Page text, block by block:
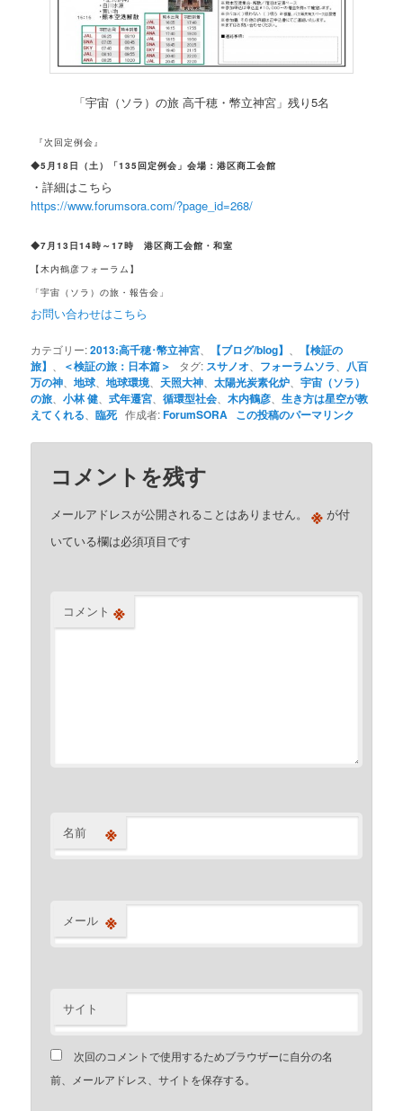
「宇宙（ソラ）の旅 高千穂・幣立神宮」残り5名
『次回定例会』
◆5月18日（土）「135回定例会」会場：港区商工会館
・詳細はこちら
https://www.forumsora.com/?page_id=268/
◆7月13日14時～17時 港区商工会館・和室
【木内鶴彦フォーラム】
「宇宙（ソラ）の旅・報告会」
お問い合わせはこちら
カテゴリー:2013:高千穂･幣立神宮、 【ブログ/blog】 、
【検証の
旅】 、 ＜検証の旅：日本篇＞ タグ: スサノオ、 フォーラムソラ、 八百
万の神、地球、地球環境、 天照大神、太陽光炭素化炉、宇宙（ソラ）
の旅、小林 健、式年遷宮、循環型社会、木内鶴彦、生き方は星空が教
えてくれる、臨死作成者:ForumSORA この投稿のパーマリンク
コメントを残す
メールアドレスが公開されることはありません。 ※ が付
いている欄は必須項目です
コメント ※
名前 ※
メール ※
サイト
次回のコメントで使用するためブラウザーに自分の名
前、メールアドレス、サイトを保存する。